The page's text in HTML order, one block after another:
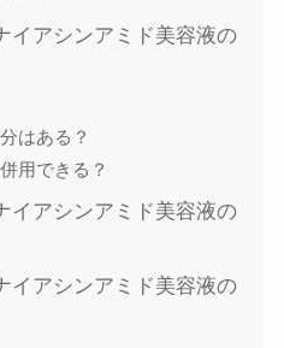
イアシンアミド美容液の
はある？
用できる？
イアシンアミド美容液の
イアシンアミド美容液の